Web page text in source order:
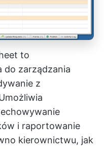
to
do zarządzania
z
i raportowanie
kierownictwu, jak